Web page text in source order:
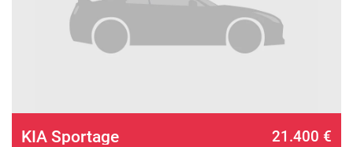
KIA Sportage 21.400 €